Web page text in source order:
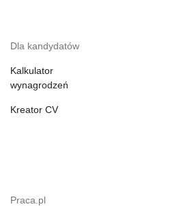
Dla kandydatów
Kalkulator
wynagrodzeń
Kreator CV
Praca.pl